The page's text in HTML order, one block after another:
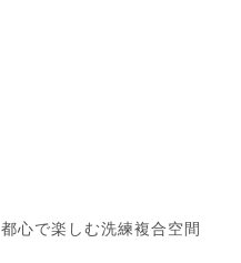
都心で楽しむ洗練複合空間